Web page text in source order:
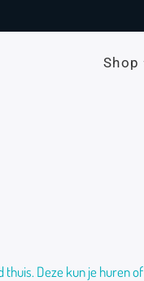
Shop
thuis. Deze kun je huren of